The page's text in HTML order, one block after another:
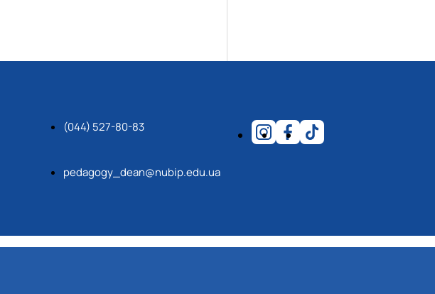
(044) 527-80-83
pedagogy_dean@nubip.edu.ua